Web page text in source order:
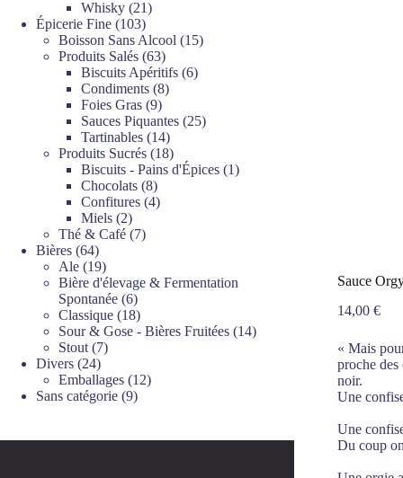
Sauce
14,00 €
« Mais
proche des
noir.
Une
Une
Du coup
produits
Whisky 2121
Épicerie Fine 103103
produits
Boisson Sans Alcool 1515
Produits Salés 6363
produits
Biscuits Apéritifs 66
Condiments 88
Foies Gras 99
produits
Sauces Piquantes 2525
Tartinables 1414
produits
Produits Sucrés 1818
produits
Biscuits - Pains d'Épices 11
Chocolats 88
produits
Confitures 44
Miels 22
produits
Thé & Café 77
Bières 6464
produits
Ale 1919
produits
Bière d'élevage & Fermentation
Spontanée 66
produits
Classique 1818
produits
Sour & Gose - Bières Fruitées 1414
Stout 77
Divers 2424
produits
Emballages 1212
Sans catégorie 99